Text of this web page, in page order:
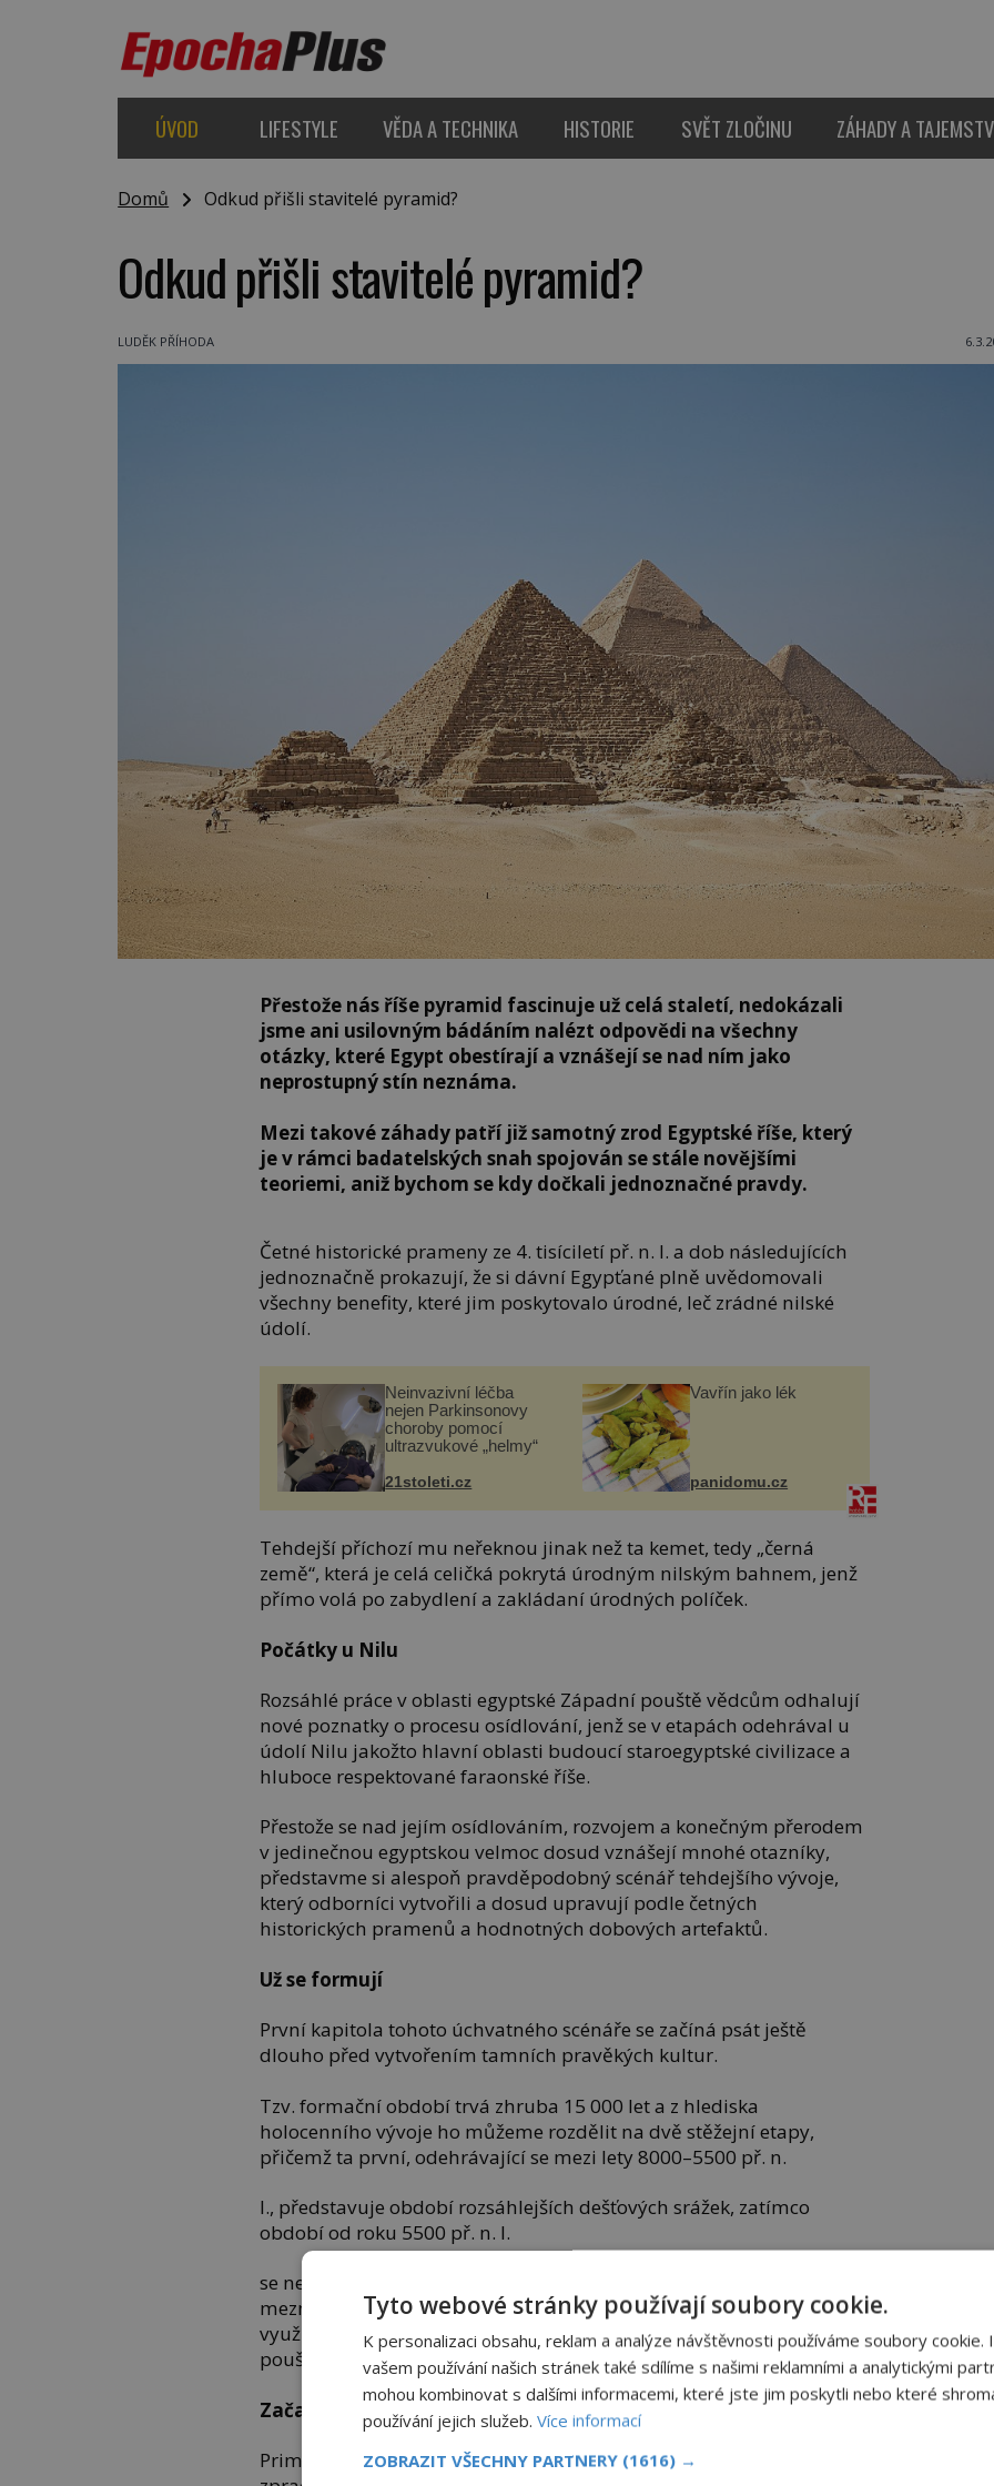
ÚVOD LIFESTYLE VĚDA A TECHNIKA HISTORIE SVĚT ZLOČINU ZÁHADY A
Domů Odkud přišli stavitelé pyramid?
Odkud přišli stavitelé pyramid?
LUDĚK PŘÍHODA
Přestože nás říše pyramid fascinuje už celá staletí, nedokázali
jsme ani usilovným bádáním nalézt odpovědi na všechny
otázky, které Egypt obestírají a vznášejí se nad ním jako
neprostupný stín neznáma.
Mezi takové záhady patří již samotný zrod Egyptské říše, který
je v rámci badatelských snah spojován se stále novějšími
teoriemi, aniž bychom se kdy dočkali jednoznačné pravdy.
Četné historické prameny ze 4. tisíciletí př. n. l. a dob následujících
jednoznačně prokazují, že si dávní Egypťané plně uvědomovali
všechny benefity, které jim poskytovalo úrodné, leč zrádné nilské
údolí.
Neinvazivní léčba
nejen Parkinsonovy
choroby pomocí
ultrazvukové „helmy“
21stoleti.cz
Vavřín jako lék
panidomu.cz
Tehdejší příchozí mu neřeknou jinak než ta kemet, tedy „černá
země“, která je celá celičká pokrytá úrodným nilským bahnem, jenž
přímo volá po zabydlení a zakládaní úrodných políček.
Počátky u Nilu
Rozsáhlé práce v oblasti egyptské Západní pouště vědcům odhalují
nové poznatky o procesu osídlování, jenž se v etapách odehrával u
údolí Nilu jakožto hlavní oblasti budoucí staroegyptské civilizace a
hluboce respektované faraonské říše.
Přestože se nad jejím osídlováním, rozvojem a konečným přerodem
v jedinečnou egyptskou velmoc dosud vznášejí mnohé otazníky,
představme si alespoň pravděpodobný scénář tehdejšího vývoje,
který odborníci vytvořili a dosud upravují podle četných
historických pramenů a hodnotných dobových artefaktů.
Už se formují
První kapitola tohoto úchvatného scénáře se začíná psát ještě
dlouho před vytvořením tamních pravěkých kultur.
Tzv. formační období trvá zhruba 15 000 let a z hlediska
holocenního vývoje ho můžeme rozdělit na dvě stěžejní etapy,
přičemž ta první, odehrávající se mezi lety 8000–5500 př. n.
l., představuje období rozsáhlejších dešťových srážek, zatímco
období od roku 5500 př. n. l.
se nese ve znamení ubývajících srážek a významného historického
mezníku v podobě rozsáhlého stěhování populací, původně
využívajících oblast egyptské Východní, a především Západní
pouště směrem do nilského údolí.
Začalo to rybolovem
Primární kapitoly vývoje tamní oblasti, které jsou přehledně
Tyto webové stránky používají soubory cookie.
K personalizaci obsahu, reklam a analýze návštěvnosti používáme soubory cookie.
vašem používání našich stránek také sdílíme s našimi reklamními a analytickými
mohou kombinovat s dalšími informacemi, které jste jim poskytli nebo které
používání jejich služeb. Více informací
ZOBRAZIT VŠECHNY PARTNERY (1616) →